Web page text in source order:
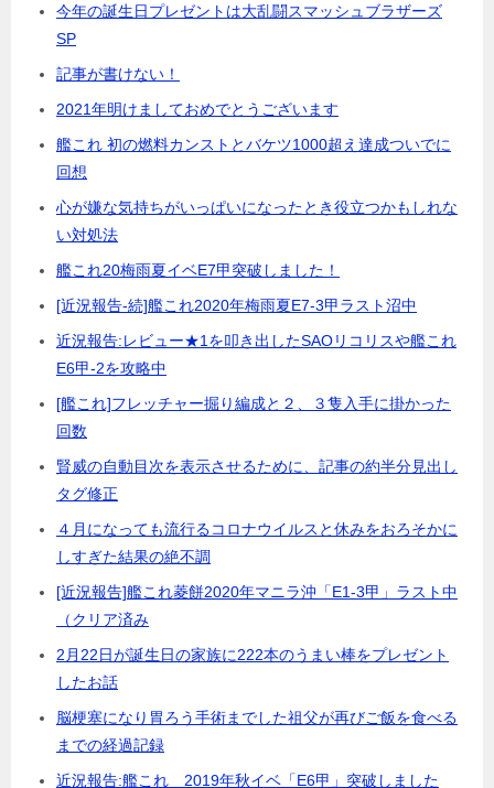
今年の誕生日プレゼントは大乱闘スマッシュブラザーズ
SP
記事が書けない！
2021年明けましておめでとうございます
艦これ 初の燃料カンストとバケツ1000超え達成ついでに
回想
心が嫌な気持ちがいっぱいになったとき役立つかもしれな
い対処法
艦これ20梅雨夏イベE7甲突破しました！
[近況報告-続]艦これ2020年梅雨夏E7-3甲ラスト沼中
近況報告:レビュー★1を叩き出したSAOリコリスや艦これ
E6甲-2を攻略中
[艦これ]フレッチャー掘り編成と２、３隻入手に掛かった
回数
賢威の自動目次を表示させるために、記事の約半分見出し
タグ修正
４月になっても流行るコロナウイルスと休みをおろそかに
しすぎた結果の絶不調
[近況報告]艦これ菱餅2020年マニラ沖「E1-3甲」ラスト中
（クリア済み
2月22日が誕生日の家族に222本のうまい棒をプレゼント
したお話
脳梗塞になり胃ろう手術までした祖父が再びご飯を食べる
までの経過記録
近況報告:艦これ 2019年秋イベ「E6甲」突破しました